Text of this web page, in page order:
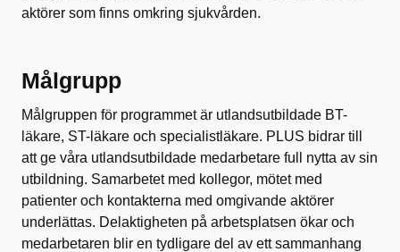
aktörer som finns omkring sjukvården.
Målgrupp
Målgruppen för programmet är utlandsutbildade BT-
läkare, ST-läkare och specialistläkare. PLUS bidrar till
att ge våra utlandsutbildade medarbetare full nytta av sin
utbildning. Samarbetet med kollegor, mötet med
patienter och kontakterna med omgivande aktörer
underlättas. Delaktigheten på arbetsplatsen ökar och
medarbetaren blir en tydligare del av ett sammanhang